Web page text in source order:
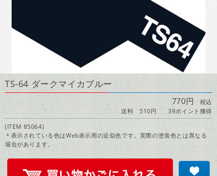
TS-64 ダークマイカブルー
770円 税込
送料 510円
39ポイント獲得
(ITEM 85064)
＊表示されている色はWeb表示用の近似色です。実際の塗装色とは異なる
場合があります。